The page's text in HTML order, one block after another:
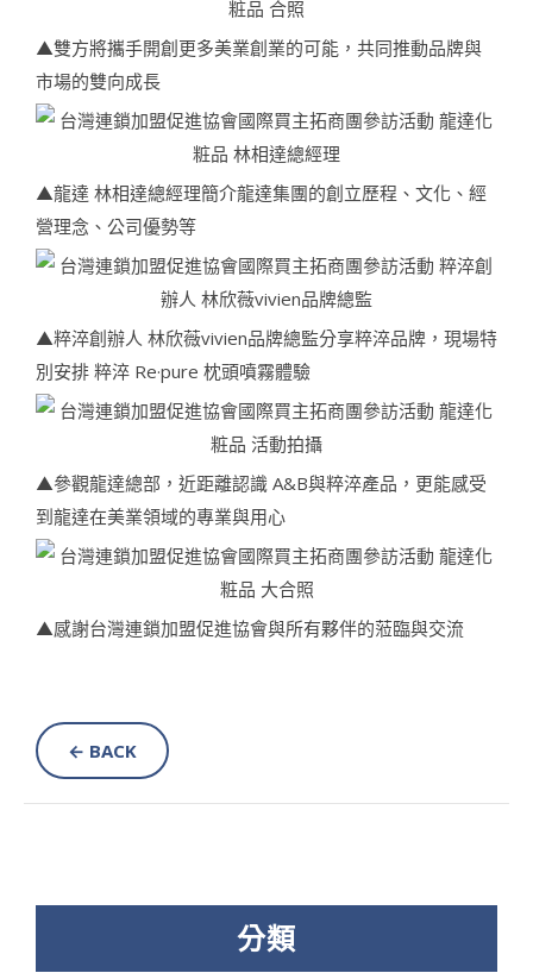
▲雙方將攜手開創更多美業創業的可能，共同推動品牌與
市場的雙向成長
▲龍達 林相達總經理簡介龍達集團的創立歷程、文化、經
營理念、公司優勢等
▲粹淬創辦人 林欣薇vivien品牌總監分享粹淬品牌，現場特
別安排 粹淬 Re·pure 枕頭噴霧體驗
▲參觀龍達總部，近距離認識 A&B與粹淬產品，更能感受
到龍達在美業領域的專業與用心
▲感謝台灣連鎖加盟促進協會與所有夥伴的蒞臨與交流
← BACK
分類